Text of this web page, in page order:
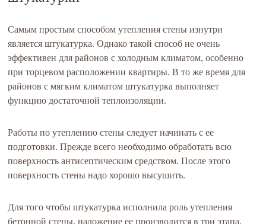
Самым простым способом утепления стены изнутри
является штукатурка. Однако такой способ не очень
эффективен для районов с холодным климатом, особенно
при торцевом расположении квартиры. В то же время для
районов с мягким климатом штукатурка выполняет
функцию достаточной теплоизоляции.
Работы по утеплению стены следует начинать с ее
подготовки. Прежде всего необходимо обработать всю
поверхность антисептическим средством. После этого
поверхность стены надо хорошо высушить.
Для того чтобы штукатурка исполнила роль утепления
бетонной стены, наложение ее производится в три этапа.